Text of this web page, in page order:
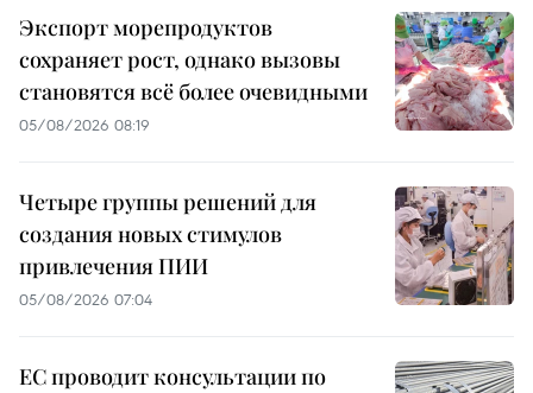
Экспорт морепродуктов
сохраняет рост, однако вызовы
становятся всё более очевидными
05/08/2026 08:19
Четыре группы решений для
создания новых стимулов
привлечения ПИИ
05/08/2026 07:04
ЕС проводит консультации по